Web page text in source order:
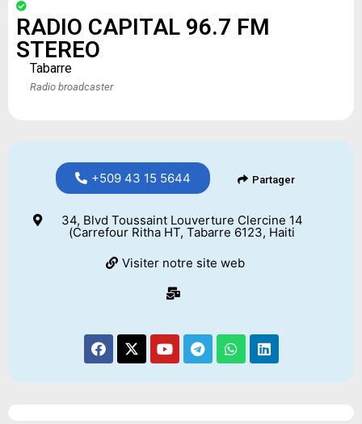
RADIO CAPITAL 96.7 FM
STEREO
Tabarre
Radio broadcaster
+509 43 15 5644 Partager
34, Blvd Toussaint Louverture Clercine 14
(Carrefour Ritha HT, Tabarre 6123, Haiti
Visiter notre site web